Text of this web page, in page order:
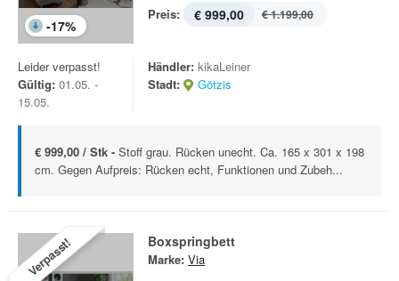
-17%
Preis: € 999,00 € 1.199,00
Leider verpasst!
Gültig: 01.05. -
15.05.
Händler: kikaLeiner
Stadt:
Götzis
€ 999,00 / Stk - Stoff grau. Rücken unecht. Ca. 165 x 301 x 198
cm. Gegen Aufpreis: Rücken echt, Funktionen und Zubeh...
Verpasst! Boxspringbett
Marke: Via